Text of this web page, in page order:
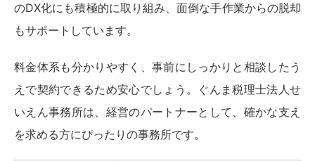
のDX化にも積極的に取り組み、面倒な手作業からの脱却
もサポートしています。
料金体系も分かりやすく、事前にしっかりと相談したう
えで契約できるため安心でしょう。ぐんま税理士法人せ
いえん事務所は、経営のパートナーとして、確かな支え
を求める方にぴったりの事務所です。